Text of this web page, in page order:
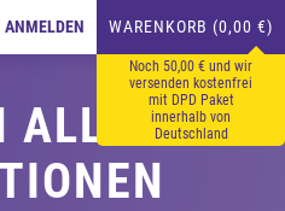
ANMELDEN WARENKORB (0,00 €)
Noch 50,00 € und wir
versenden kostenfrei
mit DPD Paket
innerhalb von
Deutschland
ALLEN